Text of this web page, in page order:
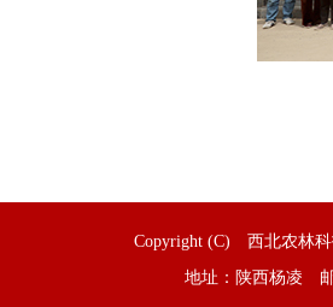
Copyright (C) 西北农林
地址：陕西杨凌